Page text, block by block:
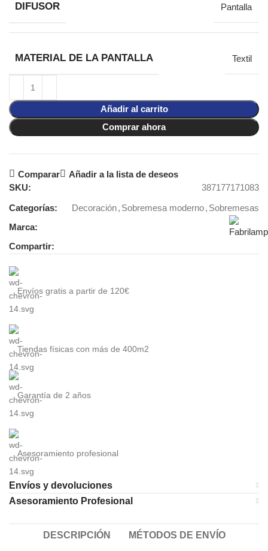
DIFUSOR Pantalla
MATERIAL DE LA PANTALLA Textil
Añadir al carrito
Comprar ahora
Comparar
Añadir a la lista de deseos
SKU:
387177171083
Categorías:
Decoración, Sobremesa moderno, Sobremesas
Marca:
Compartir:
Envíos gratis a partir de 120€
Tiendas físicas con más de 400m2
Garantía de 2 años
Asesoramiento profesional
Envíos y devoluciones
Asesoramiento Profesional
DESCRIPCIÓN MÉTODOS DE ENVÍO